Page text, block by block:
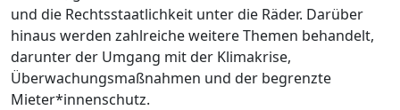
und die Rechtsstaatlichkeit unter die Räder. Darüber
hinaus werden zahlreiche weitere Themen behandelt,
darunter der Umgang mit der Klimakrise,
Überwachungsmaßnahmen und der begrenzte
Mieter*innenschutz.